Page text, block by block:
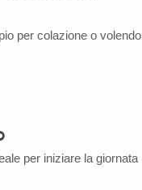
per colazione o volendo
per iniziare la giornata